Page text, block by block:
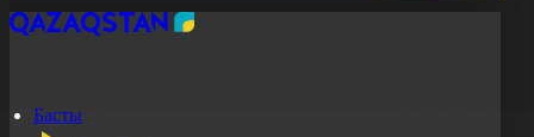
Басты